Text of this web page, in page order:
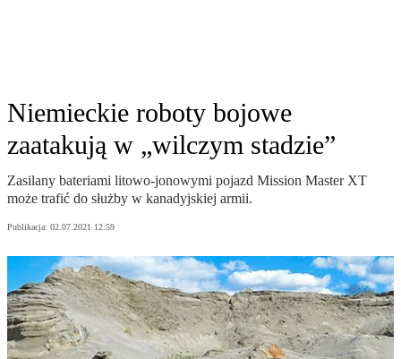
Niemieckie roboty bojowe
zaatakują w „wilczym stadzie”
Zasilany bateriami litowo-jonowymi pojazd Mission Master XT
może trafić do służby w kanadyjskiej armii.
Publikacja: 02.07.2021 12:59